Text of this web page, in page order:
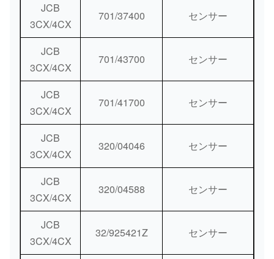
JCB
3CX/4CX
701/37400 センサー
JCB
3CX/4CX
701/43700 センサー
JCB
3CX/4CX
701/41700 センサー
JCB
3CX/4CX
320/04046 センサー
JCB
3CX/4CX
320/04588 センサー
JCB
3CX/4CX
32/925421Z センサー